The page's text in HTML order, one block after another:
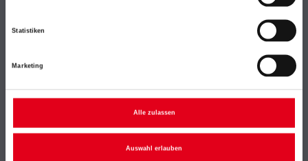
Statistiken
Marketing
Alle zulassen
Auswahl erlauben
Farbe
Trockenbau
Putze- und Spachtelmassen
Wand- & Deckenbeläge